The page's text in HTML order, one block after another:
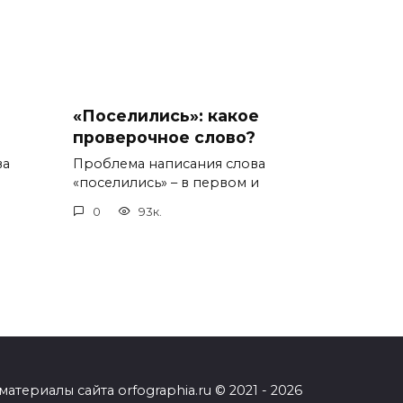
«Поселились»: какое
проверочное слово?
Проблема написания слова
«поселились» – в первом и
0 93к.
сайта orfographia.ru © 2021 - 2026